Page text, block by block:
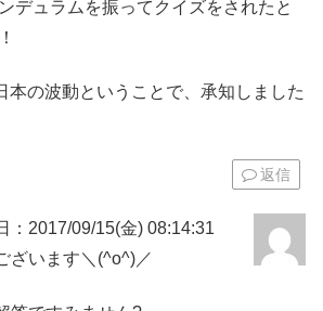
デュラムを振ってクイズをされたと
本の波動ということで、承知しました
返信
：2017/09/15(金) 08:14:31
ざいます＼(^o^)／